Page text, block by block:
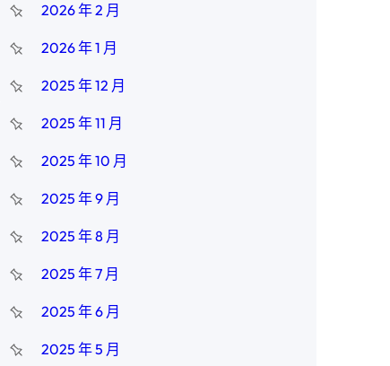
2026 年 2 月
2026 年 1 月
2025 年 12 月
2025 年 11 月
2025 年 10 月
2025 年 9 月
2025 年 8 月
2025 年 7 月
2025 年 6 月
2025 年 5 月